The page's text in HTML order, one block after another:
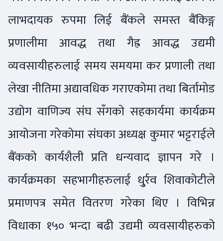
लाभदायक रुपमा लिई बैंकले समस्त बैंकिङ्ग
प्रणालीमा आवद्ध तथा गैह्र आवद्ध उद्यमी
व्यवसायीहरुलाई समय समयमा कर प्रणाली तथा
लेखा नीतिमा अद्यावधिक गराएकोमा तथा बिर्तामोड
उद्योग वाणिज्य संघ सँगको सहकार्यमा कार्यक्रम
आयोजना गरेकोमा संघका अध्यक्ष कुमार भट्टराईले
बैंकको कार्यशैली प्रति धन्यवाद ज्ञापन गरे ।
कार्यक्रमका सहभागीहरुलाई धु्र्रव शिवाकोटीले
प्रमाणपत्र समेत वितरण गरेका थिए । विभिन्न
विधाका १५० भन्दा बढी उद्यमी व्यवसायीहरुको